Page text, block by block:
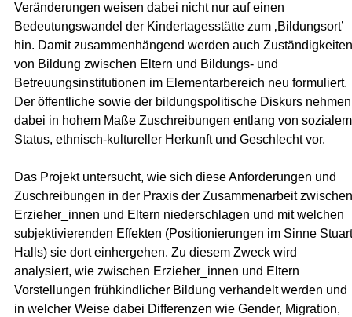
Veränderungen weisen dabei nicht nur auf einen
Bedeutungswandel der Kindertagesstätte zum ‚Bildungsort’
hin. Damit zusammenhängend werden auch Zuständigkeiten
von Bildung zwischen Eltern und Bildungs- und
Betreuungsinstitutionen im Elementarbereich neu formuliert.
Der öffentliche sowie der bildungspolitische Diskurs nehmen
dabei in hohem Maße Zuschreibungen entlang von sozialem
Status, ethnisch-kultureller Herkunft und Geschlecht vor.
Das Projekt untersucht, wie sich diese Anforderungen und
Zuschreibungen in der Praxis der Zusammenarbeit zwischen
Erzieher_innen und Eltern niederschlagen und mit welchen
subjektivierenden Effekten (Positionierungen im Sinne Stuart
Halls) sie dort einhergehen. Zu diesem Zweck wird
analysiert, wie zwischen Erzieher_innen und Eltern
Vorstellungen frühkindlicher Bildung verhandelt werden und
in welcher Weise dabei Differenzen wie Gender, Migration,